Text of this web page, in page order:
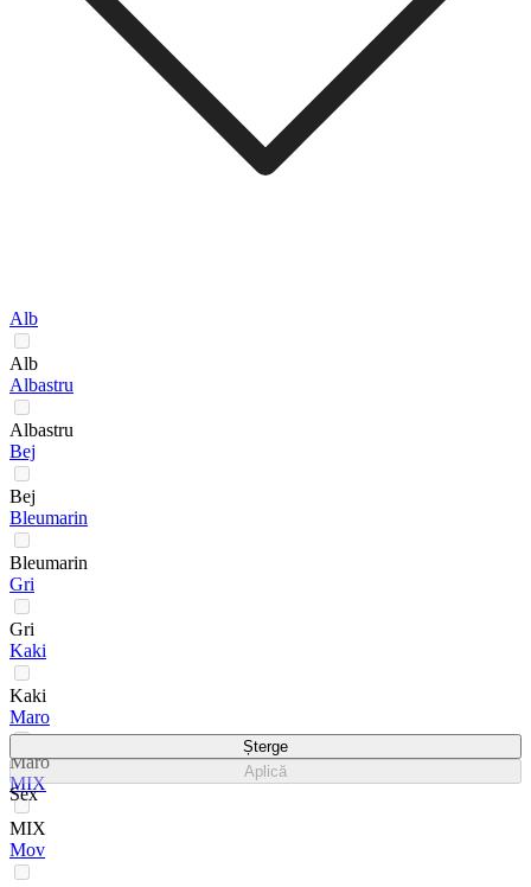
Alb
Alb
Albastru
Albastru
Bej
Bej
Bleumarin
Bleumarin
Gri
Gri
Kaki
Kaki
Maro
Maro
MIX
MIX
Mov
Șterge
Aplică
Sex